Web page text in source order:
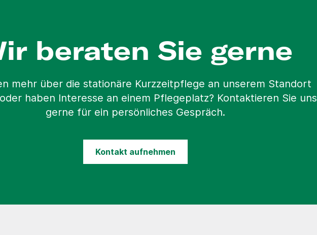
beraten Sie gerne
mehr über die stationäre Kurzzeitpflege an unserem Standort
haben Interesse an einem Pflegeplatz? Kontaktieren Sie uns
gerne für ein persönliches Gespräch.
Kontakt aufnehmen